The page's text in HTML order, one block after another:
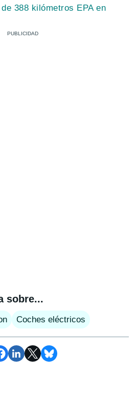
388 kilómetros EPA en
sobre...
Coches eléctricos